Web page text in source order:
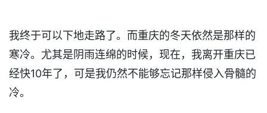
我终于可以下地走路了。而重庆的冬天依然是那样的
寒冷。尤其是阴雨连绵的时候，现在，我离开重庆已
经快10年了，可是我仍然不能够忘记那样侵入骨髓的
冷。